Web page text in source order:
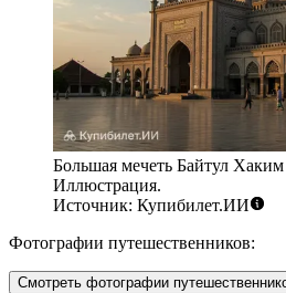
Большая мечеть Байтул
Иллюстрация.
Источник: Купибилет.ИИ
Фотографии путешественников:
Смотреть фотографии